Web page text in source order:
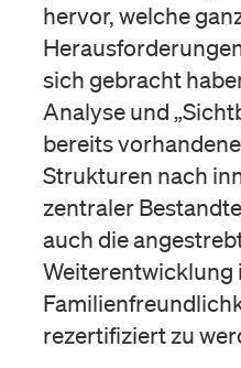
hervor, welche
sich gebracht
Analyse und
bereits
Strukturen nach
zentraler
auch die
Weiterentwicklung
rezertifiziert zu